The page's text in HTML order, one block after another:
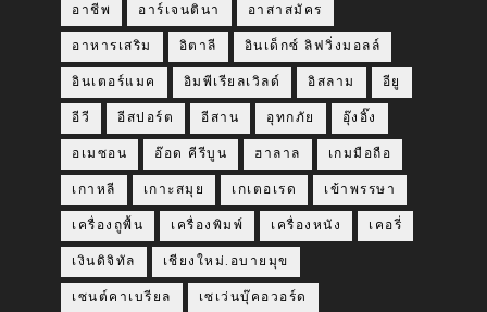
อาชีพ อาร์เจนตินา อาสาสมัคร
อาหารเสริม อิตาลี อินเด็กซ์ ลิฟวิ่งมอลล์
อินเตอร์แมค อิมพีเรียลเวิลด์ อิสลาม อียู
อีวี อีสปอร์ต อีสาน อุทกภัย อุ๊งอิ๊ง
อเมซอน อ๊อด คีรีบูน ฮาลาล เกมมือถือ
เกาหลี เกาะสมุย เกเตอเรด เข้าพรรษา
เครื่องถูพื้น เครื่องพิมพ์ เครื่องหนัง เคอรี่
เงินดิจิทัล เชียงใหม่.อบายมุข
เซนต์คาเบรียล เซเว่นบุ๊คอวอร์ด